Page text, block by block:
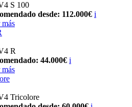
S 100
desde: 112.000€ i
R
44.000€ i
Tricolore